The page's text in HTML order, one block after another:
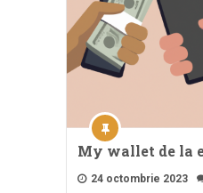
My wallet de la
24 octombrie 2023